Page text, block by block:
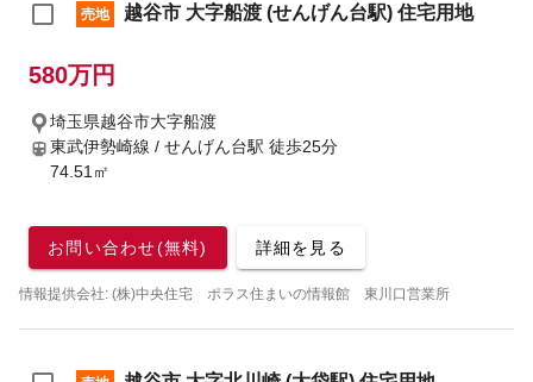
売地 越谷市 大字船渡 (せんげん台駅) 住宅用地
580万円
埼玉県越谷市大字船渡
東武伊勢崎線 / せんげん台駅 徒歩25分
74.51㎡
お問い合わせ(無料) 詳細を見る
情報提供会社: (株)中央住宅 ポラス住まいの情報館 東川口営業所